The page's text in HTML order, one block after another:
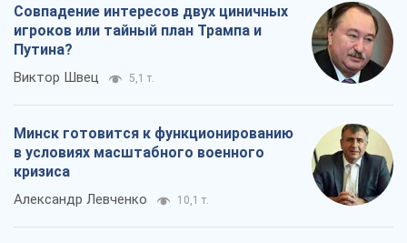
Совпадение интересов двух циничных
игроков или тайный план Трампа и
Путина?
Виктор Швец 5,1 т.
Минск готовится к функционированию
в условиях масштабного военного
кризиса
Александр Левченко 10,1 т.